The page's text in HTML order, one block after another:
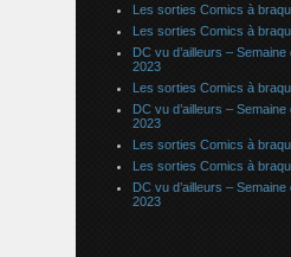
Les sorties Comics à
Les sorties Comics à
DC vu d’ailleurs –
2023
Les sorties Comics à
DC vu d’ailleurs –
2023
Les sorties Comics à
Les sorties Comics à
DC vu d’ailleurs –
2023